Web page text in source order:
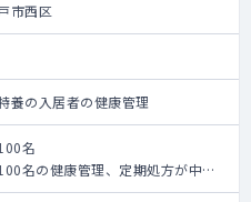
市西区
養の入居者の健康管理
名
名の健康管理、定期処方が中心
。